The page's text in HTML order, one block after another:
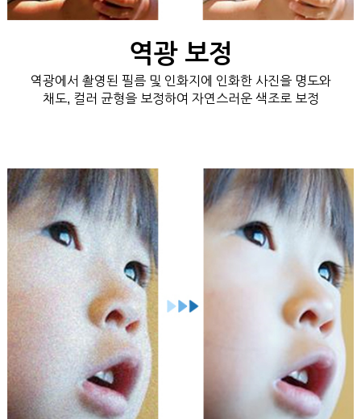
역광 보정
역광에서 촬영된 필름 및 인화지에 인화한 사진을 명도와
채도, 컬러 균형을 보정하여 자연스러운 색조로 보정